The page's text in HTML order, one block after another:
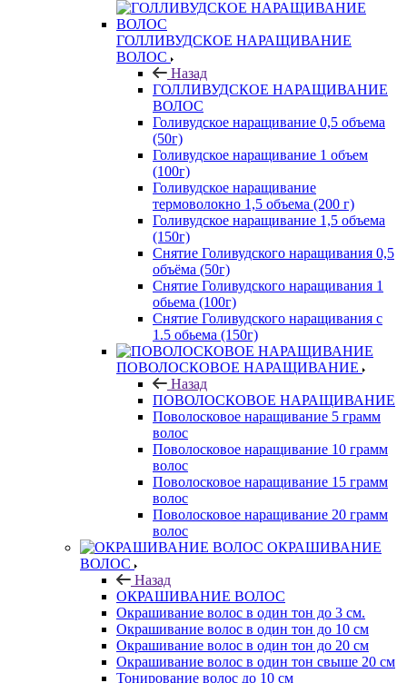
ГОЛЛИВУДСКОЕ НАРАЩИВАНИЕ
ВОЛОС
Назад
ГОЛЛИВУДСКОЕ НАРАЩИВАНИЕ
ВОЛОС
Голивудское наращивание 0,5 объема
(50г)
Голивудское наращивание 1 объем
(100г)
Голивудское наращивание
термоволокно 1,5 объема (200 г)
Голивудское наращивание 1,5 объема
(150г)
Снятие Голивудского наращивания 0,5
объёма (50г)
Снятие Голивудского наращивания 1
обьема (100г)
Снятие Голивудского наращивания с
1.5 обьема (150г)
ПОВОЛОСКОВОЕ НАРАЩИВАНИЕ
Назад
ПОВОЛОСКОВОЕ НАРАЩИВАНИЕ
Поволосковое наращивание 5 грамм
волос
Поволосковое наращивание 10 грамм
волос
Поволосковое наращивание 15 грамм
волос
Поволосковое наращивание 20 грамм
волос
ОКРАШИВАНИЕ
ВОЛОС
Назад
ОКРАШИВАНИЕ ВОЛОС
Окрашивание волос в один тон до 3 см.
Окрашивание волос в один тон до 10 см
Окрашивание волос в один тон до 20 см
Окрашивание волос в один тон свыше 20 см
Тонирование волос до 10 см